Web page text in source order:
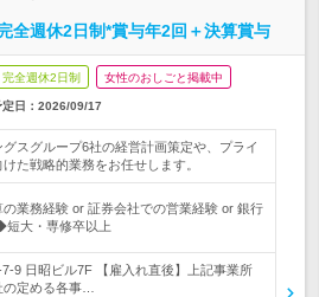
全週休2日制*賞与年2回＋決算賞与
完全週休2日制 女性のおしごと掲載中
日： 2026/09/17
スグループ6社の経営計画策定や、プライ
た戦略的業務をお任せします。
の業務経験 or 証券会社での営業経験 or 銀行
大・専修卒以上
9 日昭ビル7F 【雇入れ直後】上記事業所
の定める各事…